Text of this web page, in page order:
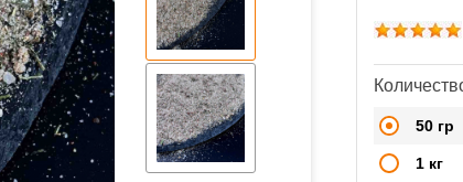
50 гр
1 кг